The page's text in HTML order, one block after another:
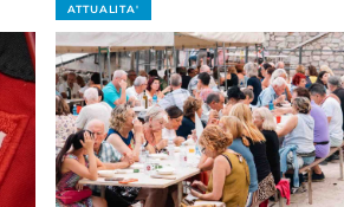
ATTUALITA'